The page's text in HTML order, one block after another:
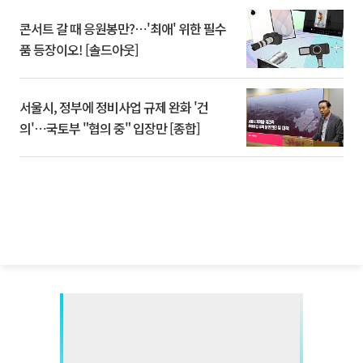
콘서트 갈 때 응원봉만?⋯'최애' 위한 필수
품 등장이오! [솔드아웃]
서울시, 정부에 정비사업 규제 완화 '건
의'⋯국토부 "협의 중" 입장만 [종합]